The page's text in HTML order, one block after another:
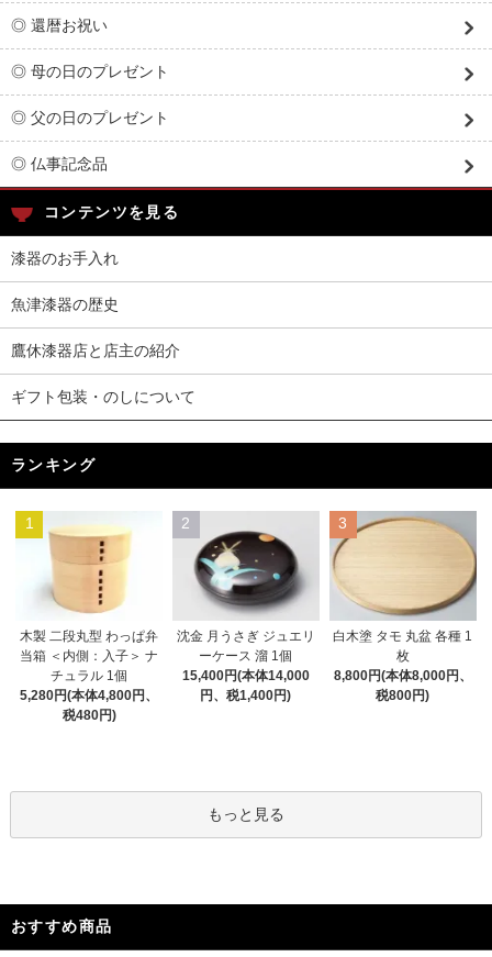
◎ 還暦お祝い
◎ 母の日のプレゼント
◎ 父の日のプレゼント
◎ 仏事記念品
コンテンツを見る
漆器のお手入れ
魚津漆器の歴史
鷹休漆器店と店主の紹介
ギフト包装・のしについて
ランキング
1
木製 二段丸型 わっぱ弁
当箱 ＜内側：入子＞ ナ
チュラル 1個
5,280円(本体4,800円、
税480円)
2
沈金 月うさぎ ジュエリ
ーケース 溜 1個
15,400円(本体14,000
円、税1,400円)
3
白木塗 タモ 丸盆 各種 1
枚
8,800円(本体8,000円、
税800円)
もっと見る
おすすめ商品